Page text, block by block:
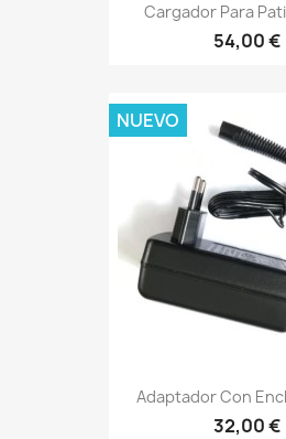
Cargador Para
54,00 €
Adaptador Con
32,00 €
NUEVO